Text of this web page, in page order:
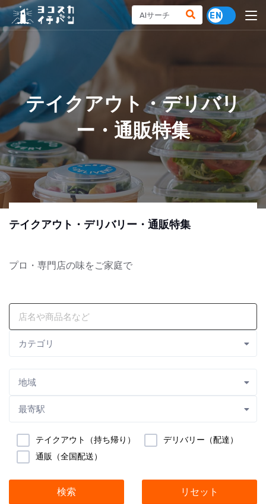
テイクアウト・デリバリ
ー・通販特集
テイクアウト・デリバリー・通販特集
プロ・専門店の味をご家庭で
カテゴリ
地域
最寄駅
テイクアウト（持ち帰り）
デリバリー（配達）
通販（全国配送）
検索 リセット